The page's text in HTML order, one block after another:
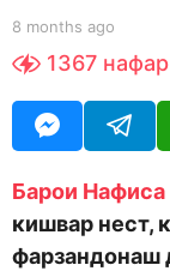
b
S
h
d
o
8 months ago
o
t
h
a
g
o
1367
Барои Нафиса
кишвар нест,
фарзандонаш